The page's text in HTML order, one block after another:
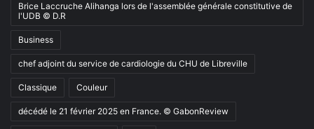
Brice Laccruche Alihanga lors de l'assemblée générale constitutive de
l'UDB © D.R
Business
chef adjoint du service de cardiologie du CHU de Libreville
Classique Couleur
décédé le 21 février 2025 en France. © GabonReview